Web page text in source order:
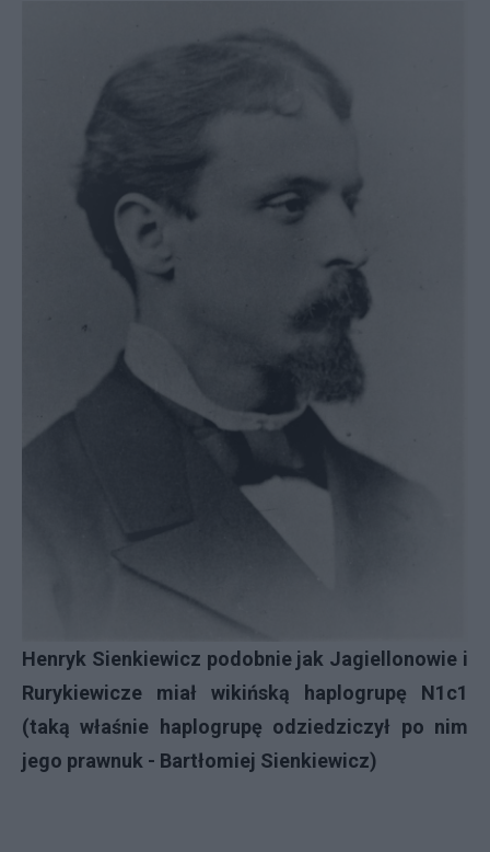
Henryk Sienkiewicz podobnie jak Jagiellonowie i
Rurykiewicze miał wikińską haplogrupę N1c1
(taką właśnie haplogrupę odziedziczył po nim
jego prawnuk - Bartłomiej Sienkiewicz)